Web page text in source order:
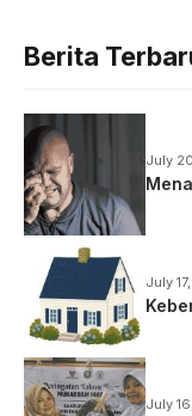
Berita
July
July
July